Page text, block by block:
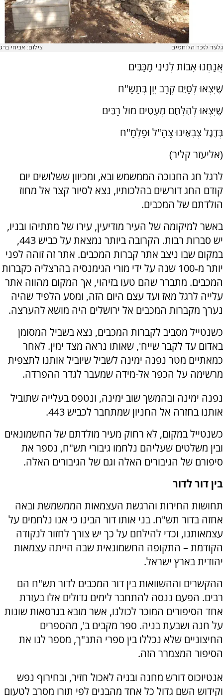
גלעד לזכר הלוחמים צילום: אביחי ברג
אֲנַחְנוּ אָבוֹת לְנִינֵי מַכַּבִּים
שֶׁיָּצְאוּ לְסַיֵּם קְרַב יָוָן בְּתַשַ"ח
שֶׁיָּצְאוּ לְהִלָּחֵם מְעָטִים מוּל רַבִּים
בְּדֶגֶל צְבָאֵינוּ צַהַ"ל וּפַלְמַ"ח
(אליעזר קליר)
לרגל חג החנוכה הממשמש ובא, ומכיוון ששלושים יום
קודם החג דורשים בהלכותיו, נצא לסיור קצר אל מחוז
הולדתם של המכבים.
באשר למיקומה של העיר מודיעין, עירו של מתתיהו ובניו,
יש סברות רבות. הקרובה ביותר נמצאת על כביש 443,
במקום שבו ניצב אתר קברות המכבים. אתר זה זוהה לפני
יותר מ‑100 שנה על ידי מורי הגימנסיה בהרצליה כקברות
המכבים. מתברר שהם טעו בזיהוי, אך המקום מהווה אתר
עלייה לרגל מאז ועד עצם היום הזה, ומסע הלפיד שהיה
נערך מקברות המכבים אל ירושלים היה מושא להערצה.
כשנטייל מסביב לקברות המכבים, נצא בשביל המסומן
באדום עד לקבר שייח', שאותו נראה מצד ימין. לאחר
כמאתיים מטר נפנה ימינה לשביל שיוביל אותנו לתצפית
מרשימה על הכפר אל-מידה שמעבר לגדר ההפרדה.
נפנה ימינה ובהמשך שוב ימינה, ונטפס בעלייה שתוביל
אותנו בחזרה אל החניון שמתחבר לכביש 443.
כשנטייל במקום, לא רחוק מעיר מולדתם של החשמונאים
ובין משלטים שעליהם נלחמו גיבורי תש"ח, נספר את
סיפורם של הגיבורים האלה וגם של הגיבורים האלה.
בין דור לדור
תחושות החירות והרגשת העצמאות הממשמשת ובאה
אחזה בדור תש"ח. בני אותו דור הבינו כי אנו נלחמים על
עצמאותנו, וכדי להילחם על כך יש צורך לחזור לנקודה
הקודמת – התקופה החשמונאית שבה הייתה עצמאות
יהודית בארץ ישראל.
ההקשרים וההשוואות בין דור המכבים לדור תש"ח הם
רבים. הפעם ננסה להתחבר לימים גדולים אלו בעזרת
אחד הסיפורים המוכר לכולנו, אשר מובא בגרסאות שונות
על חנה ושבעת בניה. ספר מקבים ב', מהספרים
החיצוניים שלא נכללו בין ספרי התנ"ך, מספר לנו את
הסיפור המצמרר הזה.
אנטיוכוס דורש מחנה ובניה לאכול חזיר, ובחירוף נפש
וקידוש השם גדול כל אחד מהבנים לפי תורו מסרב לטעום